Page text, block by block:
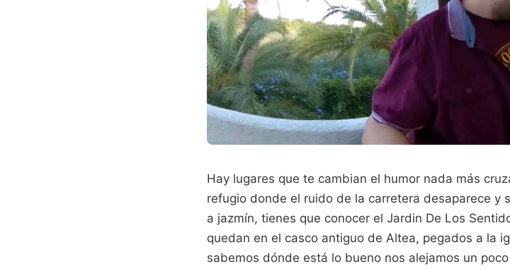
Hay lugares que te cambian el humor nada más
refugio donde el ruido de la carretera desaparece y
a jazmín, tienes que conocer el Jardin De Los
quedan en el casco antiguo de Altea, pegados a la
sabemos dónde está lo bueno nos alejamos un